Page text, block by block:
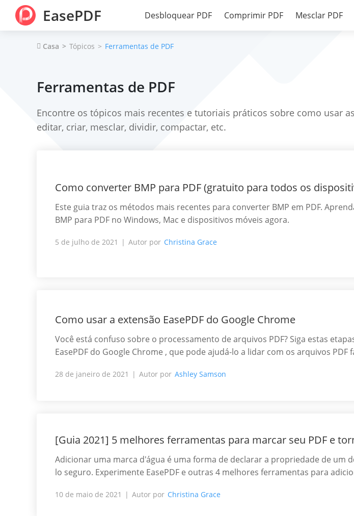
EasePDF Desbloquear PDF Comprimir PDF Mesclar PDF
Casa Tópicos Ferramentas de PDF
Ferramentas de PDF
Encontre os tópicos mais recentes e tutoriais práticos sobre como usar
editar, criar, mesclar, dividir, compactar, etc.
Como converter BMP para PDF (gratuito para todos os
Este guia traz os métodos mais recentes para converter BMP em PDF.
BMP para PDF no Windows, Mac e dispositivos móveis agora.
5 de julho de 2021 Autor por Christina Grace
Como usar a extensão EasePDF do Google Chrome
Você está confuso sobre o processamento de arquivos PDF? Siga estas
EasePDF do Google Chrome , que pode ajudá-lo a lidar com os arquivos PDF
28 de janeiro de 2021 Autor por Ashley Samson
[Guia 2021] 5 melhores ferramentas para marcar seu PDF e
Adicionar uma marca d'água é uma forma de declarar a propriedade de um
lo seguro. Experimente EasePDF e outras 4 melhores ferramentas para
10 de maio de 2021 Autor por Christina Grace